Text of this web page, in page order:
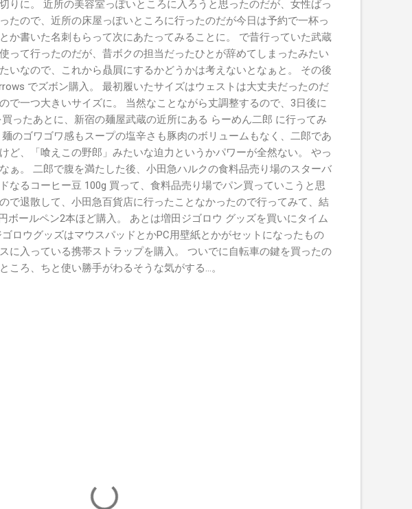
りに。 近所の美容室っぽいところに入ろうと思ったのだが、女性ばっ
たので、近所の床屋っぽいところに行ったのだが今日は予約で一杯っ
か書いた名刺もらって次にあたってみることに。 で昔行っていた武蔵
って行ったのだが、昔ボクの担当だったひとが辞めてしまったみたい
いなので、これから贔屓にするかどうかは考えないとなぁと。 その後
でズボン購入。 最初履いたサイズはウェストは大丈夫だったのだ
で一つ大きいサイズに。 当然なことながら丈調整するので、3日後に
ったあとに、新宿の麺屋武蔵の近所にある らーめん二郎 に行ってみ
のゴワゴワ感もスープの塩辛さも豚肉のボリュームもなく、二郎であ
ど、「喰えこの野郎」みたいな迫力というかパワーが全然ない。 やっ
ぁ。 二郎で腹を満たした後、小田急ハルクの食料品売り場のスターバ
なるコーヒー豆 100g 買って、食料品売り場でパン買っていこうと思
で退散して、小田急百貨店に行ったことなかったので行ってみて、結
ボールペン2本ほど購入。 あとは増田ジゴロウ グッズを買いにタイム
ロウグッズはマウスパッドとかPC用壁紙とかがセットになったもの
に入っている携帯ストラップを購入。 ついでに自転車の鍵を買ったの
ころ、ちと使い勝手がわるそうな気がする…。